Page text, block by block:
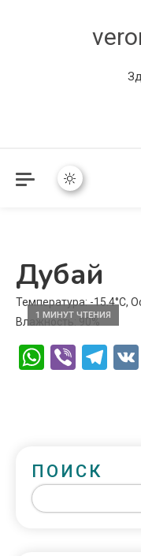
Дубай
1 МИНУТ ЧТЕНИЯ
Температура: -15.4°C,
Влажность: 90%
Viber
ПОИСК